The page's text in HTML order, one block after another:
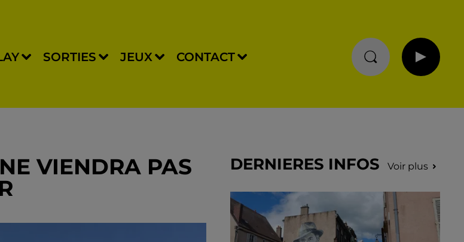
SORTIES JEUX CONTACT
VIENDRA PAS
DERNIERES INFOS Voir plus